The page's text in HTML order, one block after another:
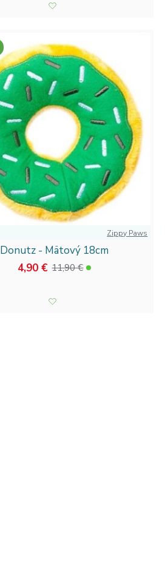
Zippy Paws
Donutz - Mätový 18cm
4,90 € 11,90 €